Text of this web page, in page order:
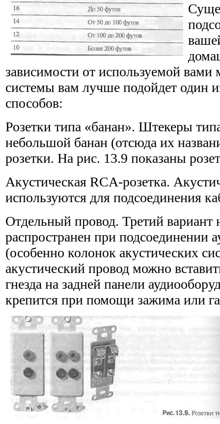
зависимости от используемой вами
системы вам лучше подойдет один
способов:
Розетки типа «банан». Штекеры
небольшой банан (отсюда их
розетки. На рис. 13.9 показаны
Акустическая RCA-розетка.
используются для подсоединения
Отдельный провод. Третий вариант
распространен при подсоедине­нии
(особенно колонок акустических
акустический провод можно
гнезда на задней панели
крепится при помощи зажима или